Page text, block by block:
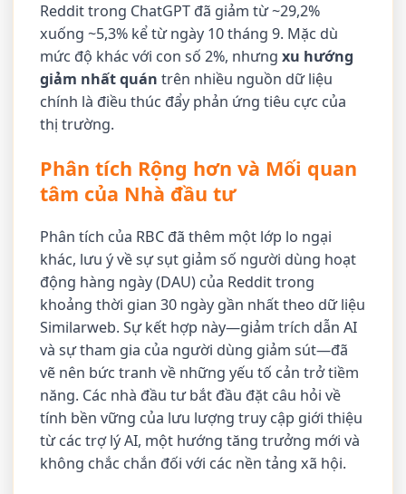
Reddit trong ChatGPT đã giảm từ ~29,2%
xuống ~5,3% kể từ ngày 10 tháng 9. Mặc dù
mức độ khác với con số 2%, nhưngxu hướng
giảm nhất quán trên nhiều nguồn dữ liệu
chính là điều thúc đẩy phản ứng tiêu cực của
thị trường.
Phân tích Rộng hơn và Mối quan
tâm của Nhà đầu tư
Phân tích của RBC đã thêm một lớp lo ngại
khác, lưu ý về sự sụt giảm số người dùng hoạt
động hàng ngày (DAU) của Reddit trong
khoảng thời gian 30 ngày gần nhất theo dữ liệu
Similarweb. Sự kết hợp này—giảm trích dẫn AI
và sự tham gia của người dùng giảm sút—đã
vẽ nên bức tranh về những yếu tố cản trở tiềm
năng. Các nhà đầu tư bắt đầu đặt câu hỏi về
tính bền vững của lưu lượng truy cập giới thiệu
từ các trợ lý AI, một hướng tăng trưởng mới và
không chắc chắn đối với các nền tảng xã hội.